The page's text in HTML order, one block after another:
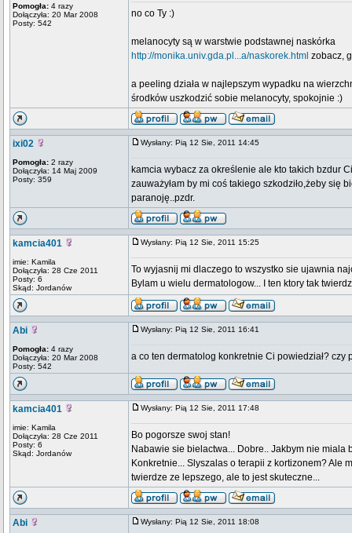
Pomogła: 4 razy
Dołączyła: 20 Mar 2008
Posty: 542
no co Ty :)
melanocyty są w warstwie podstawnej naskórka
http://monika.univ.gda.pl...a/naskorek.html zobacz,
a peeling działa w najlepszym wypadku na
środków uszkodzić sobie melanocyty, spokojnie :)
ixi02
Pomogła: 2 razy
Dołączyła: 14 Maj 2009
Posty: 359
Wysłany: Pią 12 Sie, 2011 14:45
kamcia wybacz za określenie ale kto takich bzdur
zauważyłam by mi coś takiego szkodziło,żeby się
paranoję..pzdr.
kamcia401
imie: Kamila
Dołączyła: 28 Cze 2011
Posty: 6
Skąd: Jordanów
Wysłany: Pią 12 Sie, 2011 15:25
To wyjasnij mi dlaczego to wszystko sie ujawnia
Bylam u wielu dermatologow... I ten ktory tak
Abi
Pomogła: 4 razy
Dołączyła: 20 Mar 2008
Posty: 542
Wysłany: Pią 12 Sie, 2011 16:41
a co ten dermatolog konkretnie Ci powiedział?
kamcia401
imie: Kamila
Dołączyła: 28 Cze 2011
Posty: 6
Skąd: Jordanów
Wysłany: Pią 12 Sie, 2011 17:48
Bo pogorsze swoj stan!
Nabawie sie bielactwa... Dobre.. Jakbym nie miala
Konkretnie... Slyszalas o terapii z kortizonem? Ale
twierdze ze lepszego, ale to jest skuteczne...
Abi Wysłany: Pią 12 Sie, 2011 18:08